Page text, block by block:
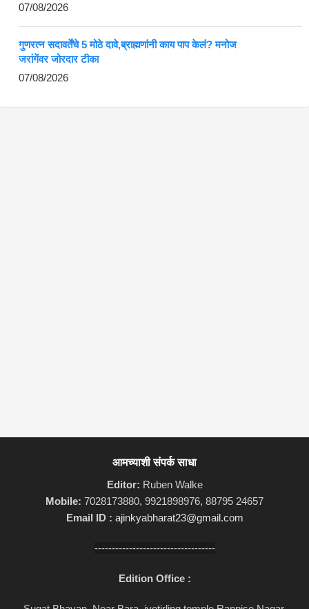
07/08/2026
गुणरत्न सदावर्तेंचे 5 मोठे दावे,ब्राह्मणांनी काय पाप केलं? मनोज
जरांगेंवर जोरदार टीका
07/08/2026
आमच्याशी संपर्क साधा
Editor: Ruben Walke
Mobile: 7028173880, 9921898976, 88795 24657
Email ID : ajinkyabharat23@gmail.com
-----------------------------------
Edition Office :